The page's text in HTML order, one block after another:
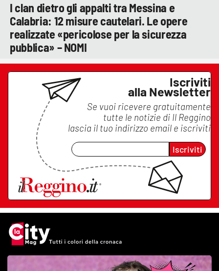
I clan dietro gli appalti tra Messina e
Calabria: 12 misure cautelari. Le opere
realizzate «pericolose per la sicurezza
pubblica» – NOMI
Iscriviti
alla Newsletter
Se vuoi ricevere gratuitamente
tutte le notizie di Il Reggino
lascia il tuo indirizzo email e iscriviti
Iscriviti